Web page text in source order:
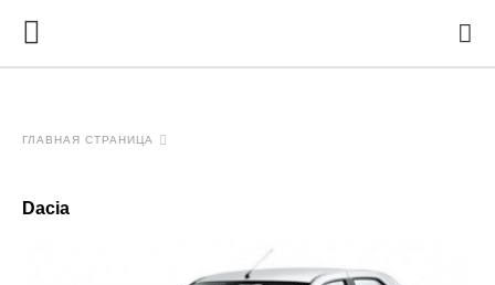
ГЛАВНАЯ СТРАНИЦА
Dacia